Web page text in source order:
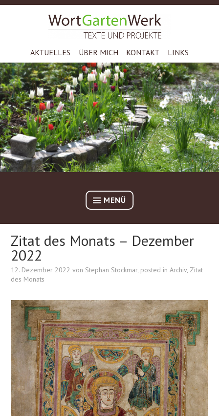
Zum
TEXTE UND PROJEKTE – DR. STEPHAN STOCKMAR
WORTGARTENWERK
AKTUELLES ÜBER MICH KONTAKT LINKS
MENÜ
Zitat des Monats – Dezember
2022
12. Dezember 2022 von Stephan Stockmar, posted inArchiv, Zitat
des Monats